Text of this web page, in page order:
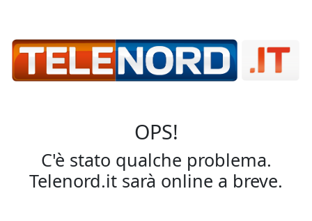
OPS!
C'è stato qualche problema.
Telenord.it sarà online a breve.